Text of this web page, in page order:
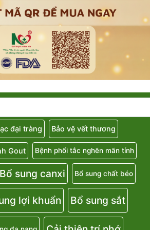
đại tràng Bảo vệ vết thương
Gout Bệnh phổi tắc nghẽn mãn tính
Bổ sung canxi Bổ sung chất béo
lợi khuẩn Bổ sung sắt